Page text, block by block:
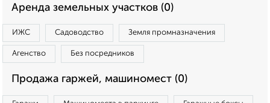
Аренда земельных участков (0)
ИЖС Садоводство Земля промназначения
Агенство Без посредников
Продажа гаржей, машиномест (0)